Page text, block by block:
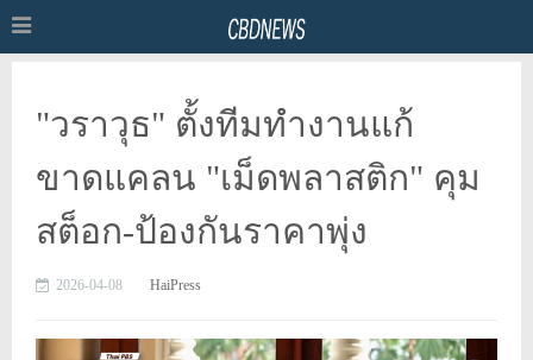
"วราวุธ" ตั้งทีมทำงานแก้
ขาดแคลน "เม็ดพลาสติก" คุม
สต็อก-ป้องกันราคาพุ่ง
2026-04-08 HaiPress